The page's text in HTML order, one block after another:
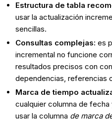
Estructura de tabla
usar la actualización
sencillas.
Consultas complejas: es
incremental no funcione
resultados precisos con
dependencias, referencias
Marca de tiempo
cualquier columna de
usar la columna de marca